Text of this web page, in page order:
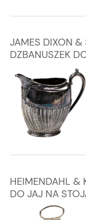
JAMES DIXON &
DZBANUSZEK
HEIMENDAHL &
DO JAJ NA